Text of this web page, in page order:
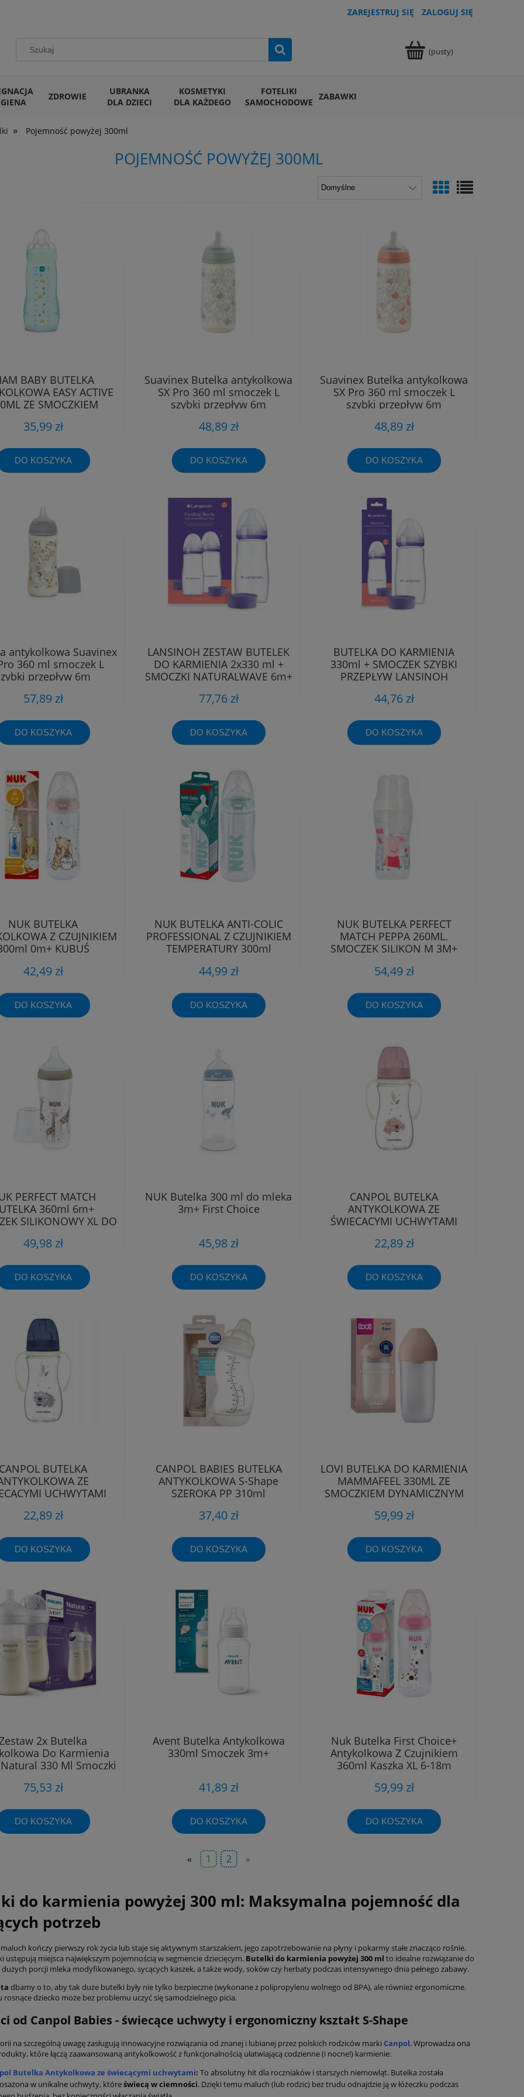
ZAREJESTRUJ SIĘ ZALOGUJ SIĘ
(pusty)
ZDROWIE
UBRANKA
DLA DZIECI
KOSMETYKI
DLA KAŻDEGO
FOTELIKI
SAMOCHODOWE ZABAWKI
» Pojemność powyżej 300ml
POJEMNOŚĆ POWYŻEJ 300ML
BABY BUTELKA
EASY ACTIVE
ZE SMOCZKIEM
35,99 zł
DO KOSZYKA
Suavinex Butelka antykolkowa
SX Pro 360 ml smoczek L
szybki przepływ 6m
48,89 zł
DO KOSZYKA
Suavinex Butelka antykolkowa
SX Pro 360 ml smoczek L
szybki przepływ 6m
48,89 zł
DO KOSZYKA
antykolkowa Suavinex
360 ml smoczek L
przepływ 6m
57,89 zł
DO KOSZYKA
LANSINOH ZESTAW BUTELEK
DO KARMIENIA 2x330 ml +
SMOCZKI NATURALWAVE 6m+
77,76 zł
DO KOSZYKA
BUTELKA DO KARMIENIA
330ml + SMOCZEK SZYBKI
PRZEPŁYW LANSINOH
44,76 zł
DO KOSZYKA
NUK BUTELKA
Z CZUJNIKIEM
0m+ KUBUŚ
42,49 zł
DO KOSZYKA
NUK BUTELKA ANTI-COLIC
PROFESSIONAL Z CZUJNIKIEM
TEMPERATURY 300ml
44,99 zł
DO KOSZYKA
NUK BUTELKA PERFECT
MATCH PEPPA 260ML.
SMOCZEK SILIKON M 3M+
54,49 zł
DO KOSZYKA
PERFECT MATCH
360ml 6m+
SILIKONOWY XL DO
49,98 zł
DO KOSZYKA
NUK Butelka 300 ml do mleka
3m+ First Choice
45,98 zł
DO KOSZYKA
CANPOL BUTELKA
ANTYKOLKOWA ZE
ŚWIECĄCYMI UCHWYTAMI
22,89 zł
DO KOSZYKA
BUTELKA
ZE
UCHWYTAMI
22,89 zł
DO KOSZYKA
CANPOL BABIES BUTELKA
ANTYKOLKOWA S-Shape
SZEROKA PP 310ml
37,40 zł
DO KOSZYKA
LOVI BUTELKA DO KARMIENIA
MAMMAFEEL 330ML ZE
SMOCZKIEM DYNAMICZNYM
59,99 zł
DO KOSZYKA
2x Butelka
Do Karmienia
330 Ml Smoczki
75,53 zł
DO KOSZYKA
Avent Butelka Antykolkowa
330ml Smoczek 3m+
41,89 zł
DO KOSZYKA
Nuk Butelka First Choice+
Antykolkowa Z Czujnikiem
360ml Kaszka XL 6-18m
59,99 zł
DO KOSZYKA
« 1 2 »
do karmienia powyżej 300 ml: Maksymalna pojemność dla
potrzeb
kończy pierwszy rok życia lub staje się aktywnym starszakiem, jego zapotrzebowanie na płyny i pokarmy stałe znacząco rośnie.
ustępują miejsca największym pojemnością w segmencie dziecięcym. Butelki do karmienia powyżej 300 ml to idealne rozwiązanie do
porcji mleka modyfikowanego, sycących kaszek, a także wody, soków czy herbaty podczas intensywnego dnia pełnego zabawy.
dbamy o to, aby tak duże butelki były nie tylko bezpieczne (wykonane z polipropylenu wolnego od BPA), ale również ergonomiczne.
rosnące dziecko może bez problemu uczyć się samodzielnego picia.
od Canpol Babies - świecące uchwyty i ergonomiczny kształt S-Shape
na szczególną uwagę zasługują innowacyjne rozwiązania od znanej i lubianej przez polskich rodziców marki Canpol. Wprowadza ona
które łączą zaawansowaną antykolkowość z funkcjonalnością ułatwiającą codzienne (i nocne!) karmienie:
Butelka Antykolkowa ze świecącymi uchwytami: To absolutny hit dla roczniaków i starszych niemowląt. Butelka została
w unikalne uchwyty, któreświecą w ciemności. Dzięki temu maluch (lub rodzic) bez trudu odnajdzie ją w łóżeczku podczas